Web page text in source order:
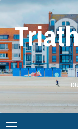
Skip
content